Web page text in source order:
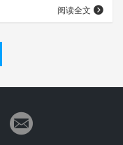
就是手机
该UDP包，只要知道
阅读全文